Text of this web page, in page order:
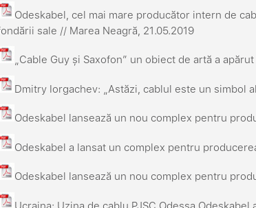
Odeskabel, cel mai mare producător intern de
sale // Marea Neagră, 21.05.2019
„Cable Guy și Saxofon” un obiect de artă a
Dmitry Iorgachev: „Astăzi, cablul este un simbol
Odeskabel lansează un nou complex pentru
Odeskabel a lansat un complex pentru
Odeskabel lansează un nou complex pentru